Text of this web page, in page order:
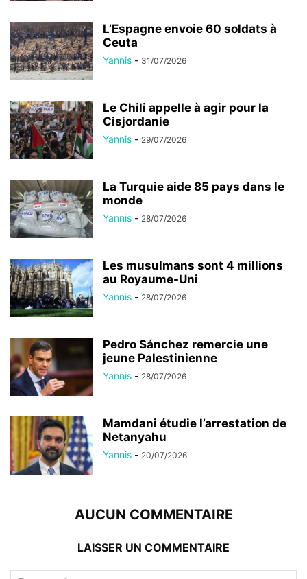
L’Espagne envoie 60 soldats à
Ceuta
Yannis - 31/07/2026
Le Chili appelle à agir pour la
Cisjordanie
Yannis - 29/07/2026
La Turquie aide 85 pays dans le
monde
Yannis - 28/07/2026
Les musulmans sont 4 millions
au Royaume-Uni
Yannis - 28/07/2026
Pedro Sánchez remercie une
jeune Palestinienne
Yannis - 28/07/2026
Mamdani étudie l’arrestation de
Netanyahu
Yannis - 20/07/2026
AUCUN COMMENTAIRE
LAISSER UN COMMENTAIRE